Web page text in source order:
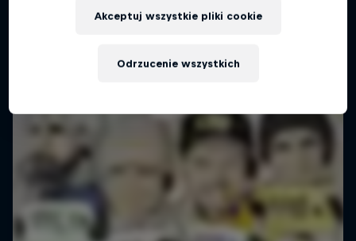
Odrzucenie wszystkich
Akceptuj wszystkie pliki cookie